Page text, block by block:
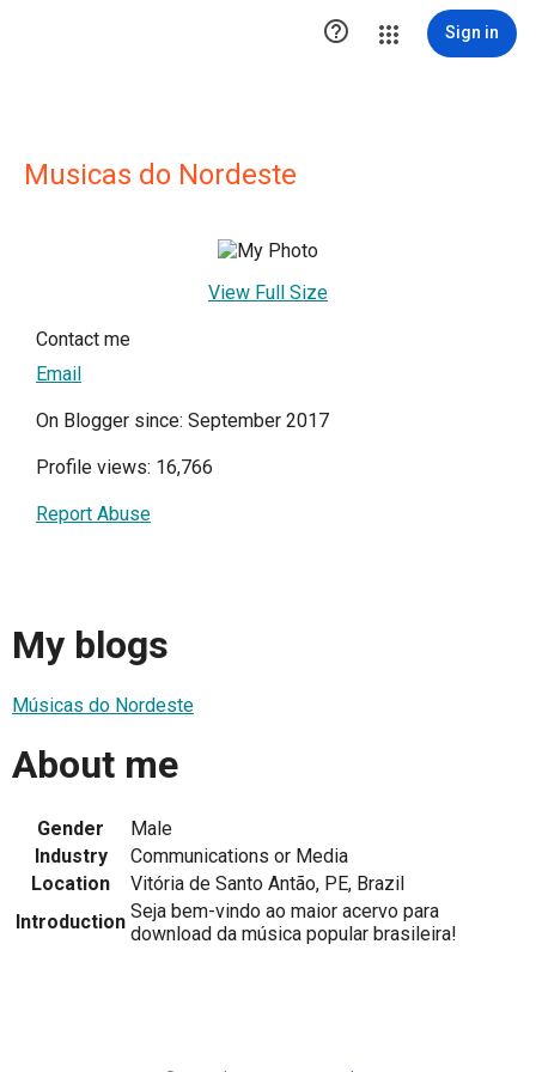
 Sign in
Musicas do Nordeste
View Full Size
Contact me
Email
On Blogger since: September 2017
Profile views: 16,766
Report Abuse
My blogs
Músicas do Nordeste
About me
Gender
Male
Industry
Communications or Media
Location
Vitória de Santo Antão, PE, Brazil
Introduction Seja bem-vindo ao maior acervo para
download da música popular brasileira!